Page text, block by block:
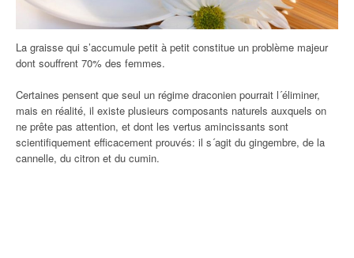
La graisse qui s’accumule petit à petit constitue un problème majeur
dont souffrent 70% des femmes.
Certaines pensent que seul un régime draconien pourrait l´éliminer,
mais en réalité, il existe plusieurs composants naturels auxquels on
ne prête pas attention, et dont les vertus amincissants sont
scientifiquement efficacement prouvés: il s´agit du gingembre, de la
cannelle, du citron et du cumin.